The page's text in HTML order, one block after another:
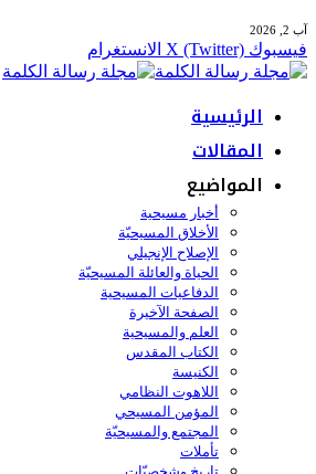
آب 2, 2026
فيسبوك X (Twitter) الانستغرام
الرئيسية
المقالات
المواضيع
أخبار مسيحية
الأخلاق المسيحيّة
الإصلاح الإنجيلي
الحياة والعائلة المسيحيّة
الدفاعيات المسيحية
الصفحة الآخيرة
العلم والمسيحية
الكتاب المقدس
الكنيسة
اللاهوت النظامي
المؤمن المسيحي
المجتمع والمسيحيّة
تأملات